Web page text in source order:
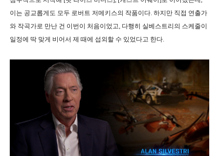
이는 공교롭게도 모두 로버트 저메키스의 작품이다. 하지만 직접 연출가
와 작곡가로 만난 건 이번이 처음이었고, 다행히 실베스트리의 스케줄이
일정에 딱 맞게 비어서 제 때에 섭외할 수 있었다고 한다.